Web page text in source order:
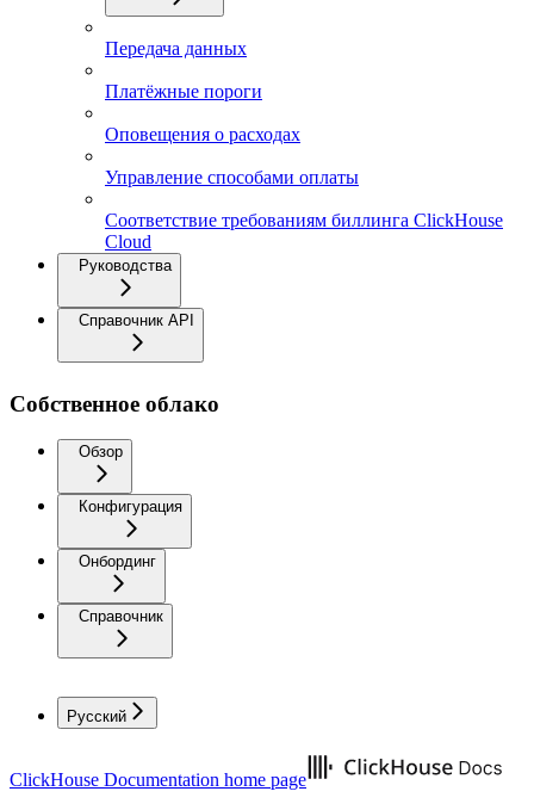
Передача данных
Платёжные пороги
Оповещения о расходах
Управление способами оплаты
Соответствие требованиям биллинга ClickHouse
Cloud
Руководства
Справочник API
Собственное облако
Обзор
Конфигурация
Онбординг
Справочник
Русский
ClickHouse Documentation home page